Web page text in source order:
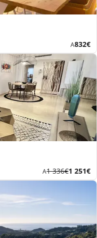
AÚj
ár
832€
AKorábbi
díj
1 336€Új
ár
1 251€